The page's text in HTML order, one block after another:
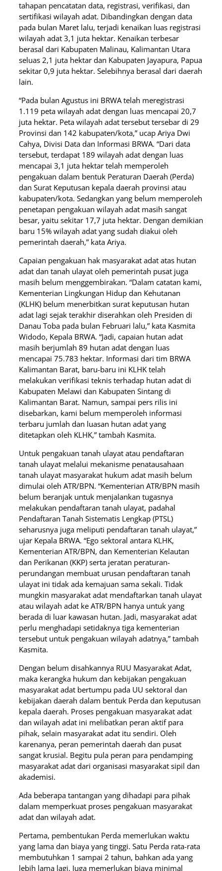
tahapan pencatatan data, registrasi, verifikasi, dan
sertifikasi wilayah adat. Dibandingkan dengan data
pada bulan Maret lalu, terjadi kenaikan luas registrasi
wilayah adat 3,1 juta hektar. Kenaikan terbesar
berasal dari Kabupaten Malinau, Kalimantan Utara
seluas 2,1 juta hektar dan Kabupaten Jayapura, Papua
sekitar 0,9 juta hektar. Selebihnya berasal dari daerah
lain.
“Pada bulan Agustus ini BRWA telah meregistrasi
1.119 peta wilayah adat dengan luas mencapai 20,7
juta hektar. Peta wilayah adat tersebut tersebar di 29
Provinsi dan 142 kabupaten/kota,” ucap Ariya Dwi
Cahya, Divisi Data dan Informasi BRWA. “Dari data
tersebut, terdapat 189 wilayah adat dengan luas
mencapai 3,1 juta hektar telah memperoleh
pengakuan dalam bentuk Peraturan Daerah (Perda)
dan Surat Keputusan kepala daerah provinsi atau
kabupaten/kota. Sedangkan yang belum memperoleh
penetapan pengakuan wilayah adat masih sangat
besar, yaitu sekitar 17,7 juta hektar. Dengan demikian
baru 15% wilayah adat yang sudah diakui oleh
pemerintah daerah,” kata Ariya.
Capaian pengakuan hak masyarakat adat atas hutan
adat dan tanah ulayat oleh pemerintah pusat juga
masih belum menggembirakan. “Dalam catatan kami,
Kementerian Lingkungan Hidup dan Kehutanan
(KLHK) belum menerbitkan surat keputusan hutan
adat lagi sejak terakhir diserahkan oleh Presiden di
Danau Toba pada bulan Februari lalu,” kata Kasmita
Widodo, Kepala BRWA. “Jadi, capaian hutan adat
masih berjumlah 89 hutan adat dengan luas
mencapai 75.783 hektar. Informasi dari tim BRWA
Kalimantan Barat, baru-baru ini KLHK telah
melakukan verifikasi teknis terhadap hutan adat di
Kabupaten Melawi dan Kabupaten Sintang di
Kalimantan Barat. Namun, sampai pers rilis ini
disebarkan, kami belum memperoleh informasi
terbaru jumlah dan luasan hutan adat yang
ditetapkan oleh KLHK,” tambah Kasmita.
Untuk pengakuan tanah ulayat atau pendaftaran
tanah ulayat melalui mekanisme penatausahaan
tanah ulayat masyarakat hukum adat masih belum
dimulai oleh ATR/BPN. “Kementerian ATR/BPN masih
belum beranjak untuk menjalankan tugasnya
melakukan pendaftaran tanah ulayat, padahal
Pendaftaran Tanah Sistematis Lengkap (PTSL)
seharusnya juga meliputi pendaftaran tanah ulayat,”
ujar Kepala BRWA. “Ego sektoral antara KLHK,
Kementerian ATR/BPN, dan Kementerian Kelautan
dan Perikanan (KKP) serta jeratan peraturan-
perundangan membuat urusan pendaftaran tanah
ulayat ini tidak ada kemajuan sama sekali. Tidak
mungkin masyarakat adat mendaftarkan tanah ulayat
atau wilayah adat ke ATR/BPN hanya untuk yang
berada di luar kawasan hutan. Jadi, masyarakat adat
perlu menghadapi setidaknya tiga kementerian
tersebut untuk pengakuan wilayah adatnya,” tambah
Kasmita.
Dengan belum disahkannya RUU Masyarakat Adat,
maka kerangka hukum dan kebijakan pengakuan
masyarakat adat bertumpu pada UU sektoral dan
kebijakan daerah dalam bentuk Perda dan keputusan
kepala daerah. Proses pengakuan masyarakat adat
dan wilayah adat ini melibatkan peran aktif para
pihak, selain masyarakat adat itu sendiri. Oleh
karenanya, peran pemerintah daerah dan pusat
sangat krusial. Begitu pula peran para pendamping
masyarakat adat dari organisasi masyarakat sipil dan
akademisi.
Ada beberapa tantangan yang dihadapi para pihak
dalam memperkuat proses pengakuan masyarakat
adat dan wilayah adat.
Pertama, pembentukan Perda memerlukan waktu
yang lama dan biaya yang tinggi. Satu Perda rata-rata
membutuhkan 1 sampai 2 tahun, bahkan ada yang
lebih lama lagi. Juga memerlukan biaya minimal